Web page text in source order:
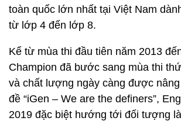
toàn quốc lớn nhất tại Việt Nam
từ lớp 4 đến lớp 8.
Kể từ mùa thi đầu tiên năm 2013
Champion đã bước sang mùa thi
và chất lượng ngày càng được
đề “iGen – We are the definers”,
2019 đặc biệt hướng tới đối tượng